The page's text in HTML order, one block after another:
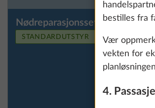
Nødreparasjonssett for dekk
STANDARDUTSTYR
bestilles fra
Vær
vekten for
4.